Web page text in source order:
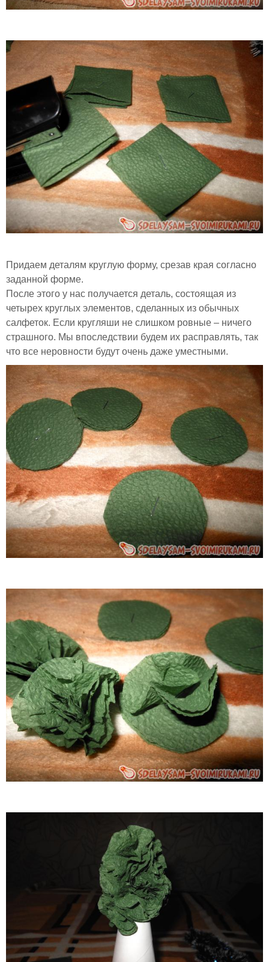
Придаем деталям круглую форму, срезав края согласно
заданной форме.
После этого у нас получается деталь, состоящая из
четырех круглых элементов, сделанных из обычных
салфеток. Если кругляши не слишком ровные – ничего
страшного. Мы впоследствии будем их расправлять, так
что все неровности будут очень даже уместными.